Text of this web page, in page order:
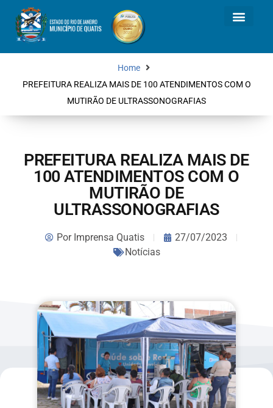
Home
PREFEITURA REALIZA MAIS DE 100 ATENDIMENTOS COM O
MUTIRÃO DE ULTRASSONOGRAFIAS
PREFEITURA REALIZA MAIS DE
100 ATENDIMENTOS COM O
MUTIRÃO DE
ULTRASSONOGRAFIAS
PorImprensa Quatis
27/07/2023
Notícias